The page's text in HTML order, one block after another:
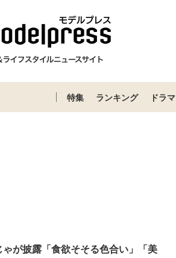
特集 ランキング ドラマ
が披露「食欲そそる色合い」「美